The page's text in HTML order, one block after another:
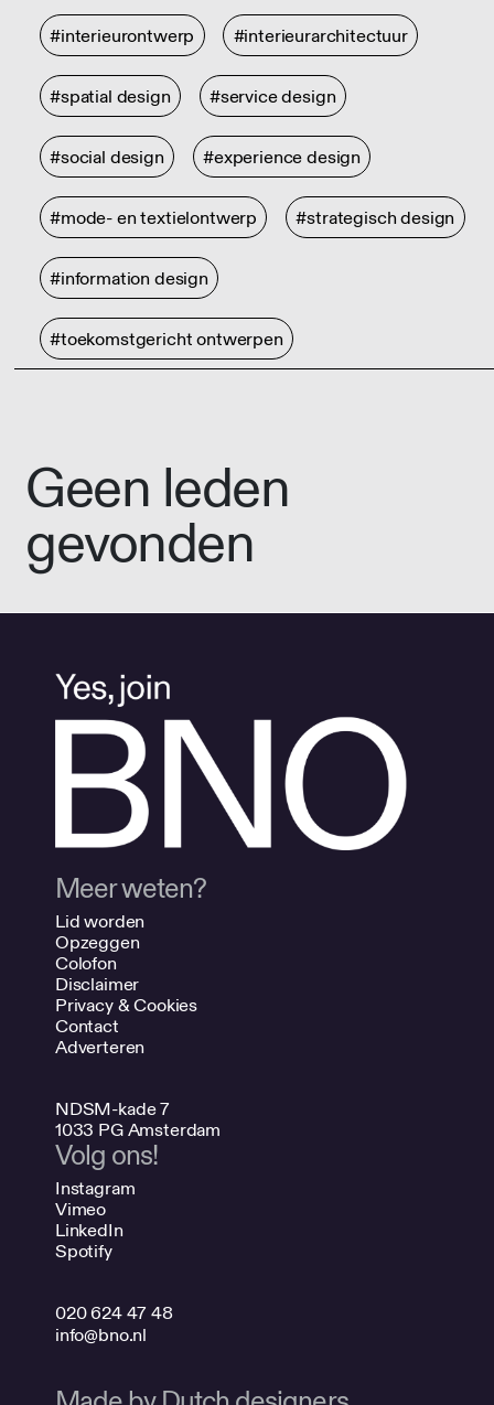
#interieurontwerp #interieurarchitectuur
#spatial design #service design
#social design #experience design
#mode- en textielontwerp #strategisch design
#information design
#toekomstgericht ontwerpen
Geen leden
gevonden
Meer weten?
Lid worden
Opzeggen
Colofon
Disclaimer
Privacy & Cookies
Contact
Adverteren
NDSM-kade 7
1033 PG Amsterdam
Volg ons!
Instagram
Vimeo
LinkedIn
Spotify
020 624 47 48
info@bno.nl